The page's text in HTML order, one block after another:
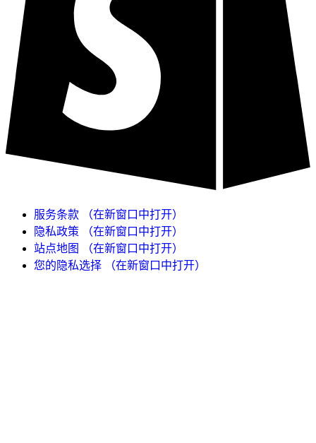
服务条款
（在新窗口中打开）
隐私政策
（在新窗口中打开）
站点地图
（在新窗口中打开）
您的隐私选择
（在新窗口中打开）